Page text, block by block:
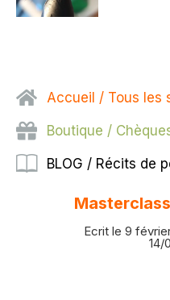
Accueil / Tous les
Boutique /
BLOG / Récits de
Ecrit le 9
14/